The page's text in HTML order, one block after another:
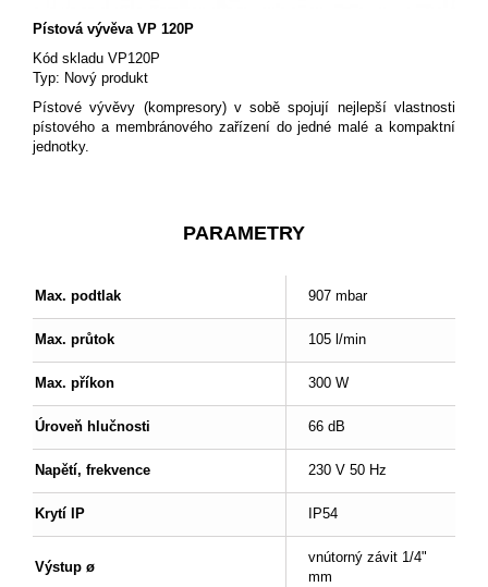
Pístová vývěva VP 120P
Kód skladu VP120P
Typ: Nový produkt
Pístové vývěvy (kompresory) v sobě spojují nejlepší vlastnosti
pístového a membránového zařízení do jedné malé a kompaktní
jednotky.
PARAMETRY
Max. podtlak 907 mbar
Max. průtok 105 l/min
Max. příkon 300 W
Úroveň hlučnosti 66 dB
Napětí, frekvence 230 V 50 Hz
Krytí IP IP54
Výstup ø
vnútorný závit 1/4"
mm